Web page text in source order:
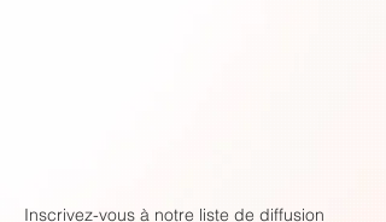
Inscrivez-vous à notre liste de diffusion